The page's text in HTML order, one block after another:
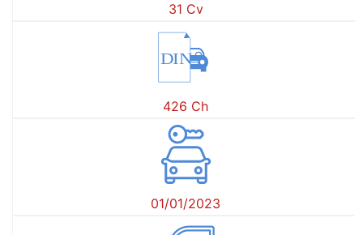
31 Cv
DIN
426 Ch
01/01/2023